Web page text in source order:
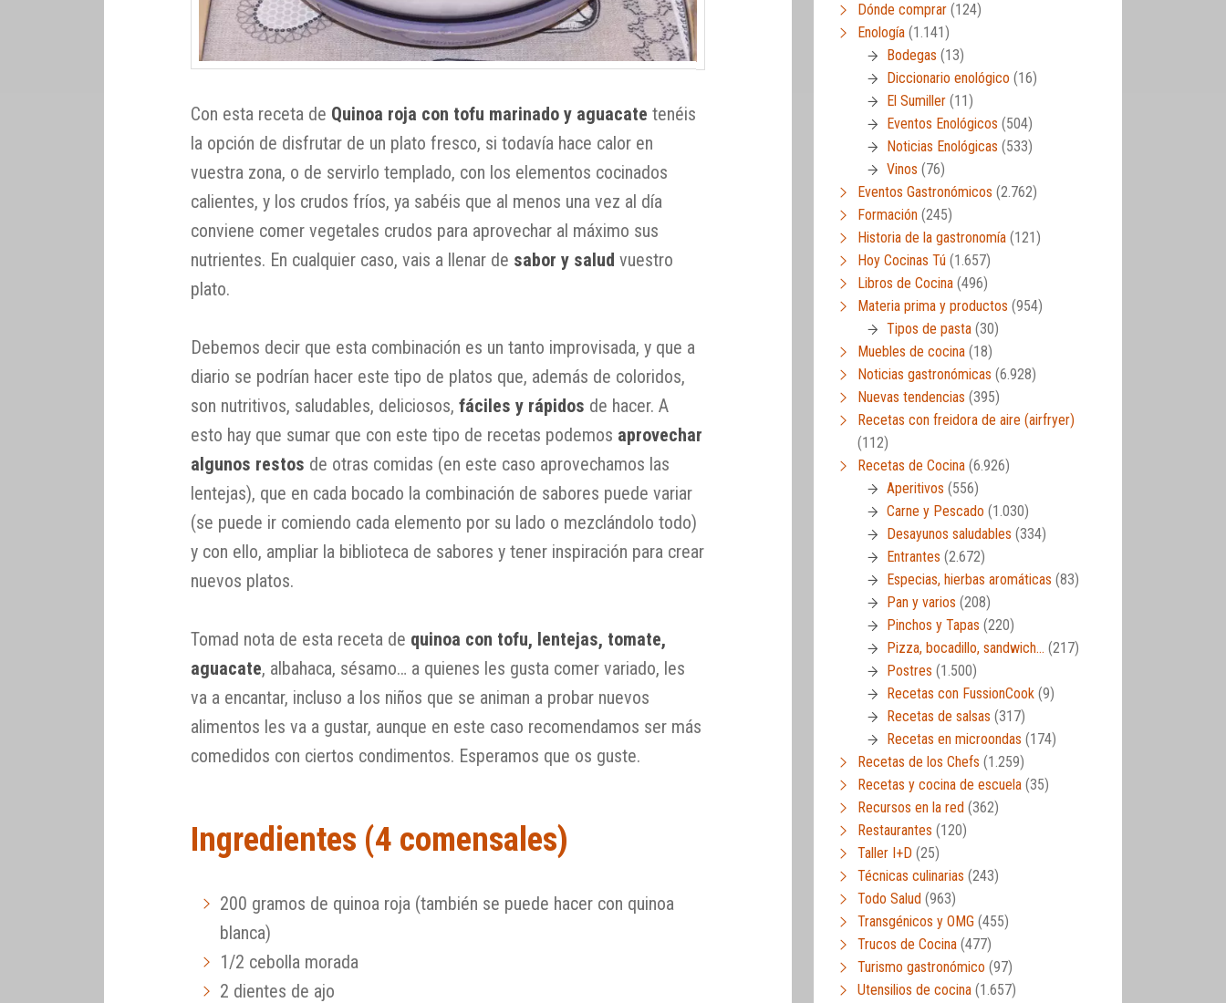
Con esta receta de Quinoa roja con tofu marinado y aguacate tenéis
la opción de disfrutar de un plato fresco, si todavía hace calor en
vuestra zona, o de servirlo templado, con los elementos cocinados
calientes, y los crudos fríos, ya sabéis que al menos una vez al día
conviene comer vegetales crudos para aprovechar al máximo sus
nutrientes. En cualquier caso, vais a llenar de sabor y salud vuestro
plato.
Debemos decir que esta combinación es un tanto improvisada, y que a
diario se podrían hacer este tipo de platos que, además de coloridos,
son nutritivos, saludables, deliciosos,fáciles y rápidos de hacer. A
esto hay que sumar que con este tipo de recetas podemos aprovechar
algunos restos de otras comidas (en este caso aprovechamos las
lentejas), que en cada bocado la combinación de sabores puede variar
(se puede ir comiendo cada elemento por su lado o mezclándolo todo)
y con ello, ampliar la biblioteca de sabores y tener inspiración para crear
nuevos platos.
Tomad nota de esta receta de quinoa con tofu, lentejas, tomate,
aguacate, albahaca, sésamo… a quienes les gusta comer variado, les
va a encantar, incluso a los niños que se animan a probar nuevos
alimentos les va a gustar, aunque en este caso recomendamos ser más
comedidos con ciertos condimentos. Esperamos que os guste.
Ingredientes (4 comensales)
200 gramos de quinoa roja (también se puede hacer con quinoa
blanca)
1/2 cebolla morada
2 dientes de ajo
Dónde comprar (124)
Enología (1.141)
Bodegas (13)
Diccionario enológico (16)
El Sumiller (11)
Eventos Enológicos (504)
Noticias Enológicas (533)
Vinos (76)
Eventos Gastronómicos (2.762)
Formación (245)
Historia de la gastronomía (121)
Hoy Cocinas Tú (1.657)
Libros de Cocina (496)
Materia prima y productos (954)
Tipos de pasta (30)
Muebles de cocina (18)
Noticias gastronómicas (6.928)
Nuevas tendencias (395)
Recetas con freidora de aire (airfryer)
(112)
Recetas de Cocina (6.926)
Aperitivos (556)
Carne y Pescado (1.030)
Desayunos saludables (334)
Entrantes (2.672)
Especias, hierbas aromáticas (83)
Pan y varios (208)
Pinchos y Tapas (220)
Pizza, bocadillo, sandwich… (217)
Postres (1.500)
Recetas con FussionCook (9)
Recetas de salsas (317)
Recetas en microondas (174)
Recetas de los Chefs (1.259)
Recetas y cocina de escuela (35)
Recursos en la red (362)
Restaurantes (120)
Taller I+D (25)
Técnicas culinarias (243)
Todo Salud (963)
Transgénicos y OMG (455)
Trucos de Cocina (477)
Turismo gastronómico (97)
Utensilios de cocina (1.657)